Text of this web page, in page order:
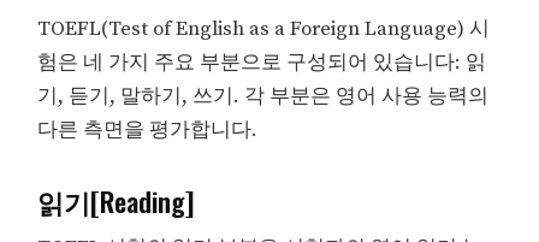
TOEFL(Test of English as a Foreign Language) 시
험은 네 가지 주요 부분으로 구성되어 있습니다: 읽
기, 듣기, 말하기, 쓰기. 각 부분은 영어 사용 능력의
다른 측면을 평가합니다.
읽기[Reading]